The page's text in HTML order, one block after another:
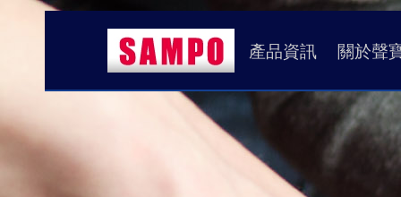
產品資訊 關於聲